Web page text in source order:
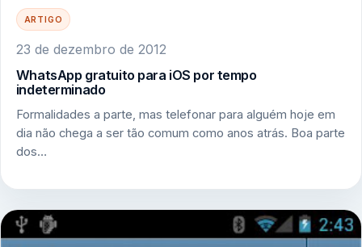
ARTIGO
23 de dezembro de 2012
WhatsApp gratuito para iOS por tempo
indeterminado
Formalidades a parte, mas telefonar para alguém hoje em
dia não chega a ser tão comum como anos atrás. Boa parte
dos…